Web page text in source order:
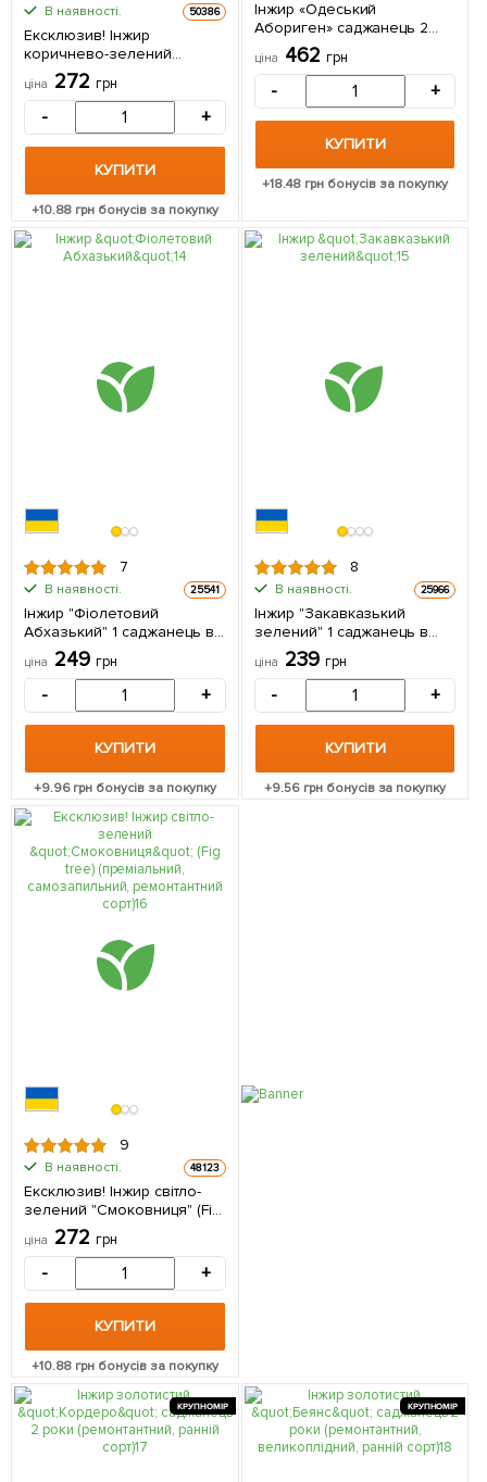
В наявності. 50386
Ексклюзив! Інжир
коричнево-зелений
"Голіаф" (Goliath)
(преміальний,
великоплідний,
морозостійкий) 1
саджанець в упаковці 1
саджанець в упаковці
ціна 272 грн
- +
КУПИТИ
+10.88 грн бонусів за покупку
Інжир «Одеський
Абориген» саджанець 2
роки (ремонтантний,
великоплідний сорт,
середній термін
дозрівання) 1 саджанець в
упаковці
ціна 462 грн
- +
КУПИТИ
+18.48 грн бонусів за покупку
7
В наявності. 25541
Інжир "Фіолетовий
Абхазький" 1 саджанець в
упаковці
ціна 249 грн
- +
КУПИТИ
+9.96грн бонусів за покупку
8
В наявності. 25966
Інжир "Закавказький
зелений" 1 саджанець в
упаковці
ціна 239 грн
- +
КУПИТИ
+9.56грн бонусів за покупку
9
В наявності. 48123
Ексклюзив! Інжир світло-
зелений "Смоковниця" (Fig
tree) (преміальний,
самозапильний,
ремонтантний сорт) 1
саджанець в упаковці
ціна 272 грн
- +
КУПИТИ
+10.88 грн бонусів за покупку
КРУПНОМІР КРУПНОМІР